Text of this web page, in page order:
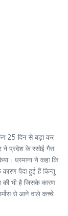
25 दिन से बड़ा कर
ने प्रदेश के रसोई गैस
धस्माना ने कहा कि
पैदा हुई हैं किन्तु
की भी है जिसके कारण
से आने वाले कच्चे